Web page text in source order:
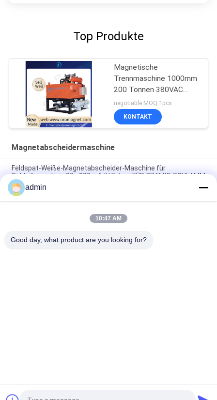
Top Produkte
Magnetische
Trennmaschine 1000mm
200 Tonnen 380VAC
Magnetische
Trennmaschine für
Schleifmaschine
negotiable MOQ:1pcs
KONTAKT
Magnetabscheidermaschine
Feldspat-Weiße-Magnetabscheider-Maschine für
Schleifmaschine 83 - 200m ³ /H Ertrag FÜR CRAMIC-SCHLAMM
Gürtelförderer Eisenerz Elektromagnetische
Rollenscheidermaschine Ununterbrochene Arbeit
Feldspat-hohe Kapazitäts-Magnet-Trennzeichen-
admin
10:47 AM
Good day, what product are you looking for?